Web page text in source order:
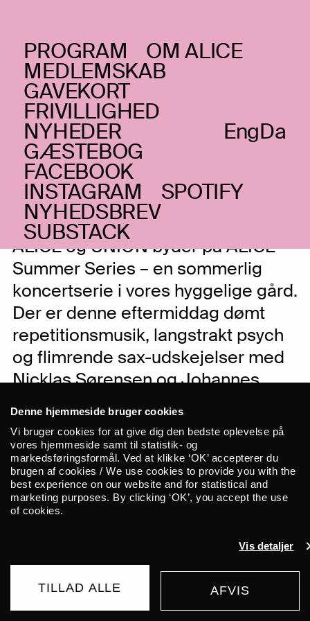
Denne hjemmeside bruger cookies
Vi bruger cookies for at give dig den bedste oplevelse på
vores hjemmeside samt til statistik- og
markedsføringsformål. Ved at klikke ‘OK’ accepterer du
brugen af cookies / We use cookies to provide you with the
best experience on our website and for statistical and
marketing purposes. By clicking ‘OK’, you accept the use
of cookies.
Vis detaljer
TILLAD ALLE AFVIS
PROGRAM OM ALICE
MEDLEMSKAB
GAVEKORT
FRIVILLIGHED
NYHEDER Da
Eng
GÆSTEBOG
FACEBOOK
INSTAGRAM SPOTIFY
NYHEDSBREV
SUBSTACK
FREDAG _24.07.20
Nicklas Sørensen +
Johannes Lund &
Henrik Pultz Melbye
Free improv og avantgarde
ALICE og UNION byder på ALICE
Summer Series – en sommerlig
koncertserie i vores hyggelige gård.
Der er denne eftermiddag dømt
repetitionsmusik, langstrakt psych
og flimrende sax-udskejelser med
Nicklas Sørensen og Johannes
Lund & Henrik Pultz Melbye.
Sommeren bringer lys – og efter flere
måneders nedlukning lysner det nu også
for den levende musik på ALICE!
Sammen med UNION kan vi nemlig med
glæde melde, at vi hen over sommeren
præsenterer en række dejlige koncerter
i gårdmiljøet foran ALICE. Tag dine
venner med til ALICE Summer Series –
sommerlige koncerter under åben
himmel med en lang række fantastiske